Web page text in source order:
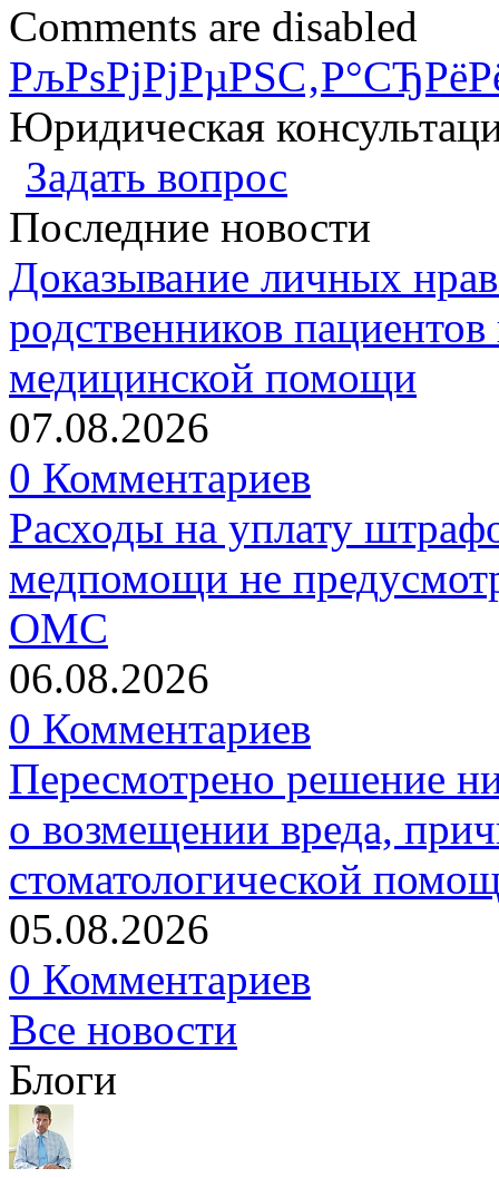
Comments are disabled
Юридическая
Задать вопрос
Последние новости
Доказывание личных
родственников
медицинской помощи
07.08.2026
0 Комментариев
Расходы на уплату
медпомощи не
ОМС
06.08.2026
0 Комментариев
Пересмотрено решение
о возмещении вреда,
стоматологической
05.08.2026
0 Комментариев
Все новости
Блоги